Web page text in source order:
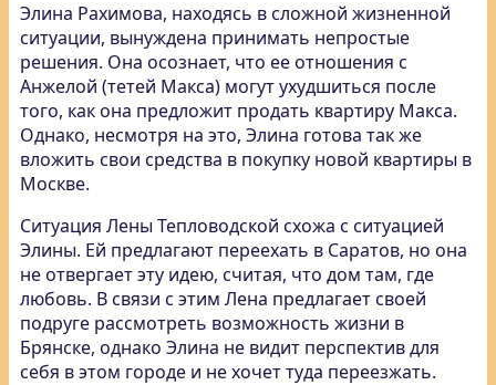
Элина Рахимова, находясь в сложной жизненной
ситуации, вынуждена принимать непростые
решения. Она осознает, что ее отношения с
Анжелой (тетей Макса) могут ухудшиться после
того, как она предложит продать квартиру Макса.
Однако, несмотря на это, Элина готова так же
вложить свои средства в покупку новой квартиры в
Москве.
Ситуация Лены Тепловодской схожа с ситуацией
Элины. Ей предлагают переехать в Саратов, но она
не отвергает эту идею, считая, что дом там, где
любовь. В связи с этим Лена предлагает своей
подруге рассмотреть возможность жизни в
Брянске, однако Элина не видит перспектив для
себя в этом городе и не хочет туда переезжать.